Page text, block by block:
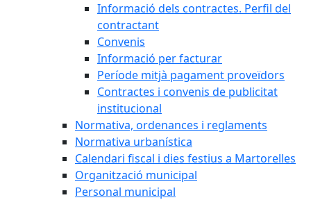
Informació dels contractes. Perfil del
contractant
Convenis
Informació per facturar
Període mitjà pagament proveïdors
Contractes i convenis de publicitat
institucional
Normativa, ordenances i reglaments
Normativa urbanística
Calendari fiscal i dies festius a Martorelles
Organització municipal
Personal municipal